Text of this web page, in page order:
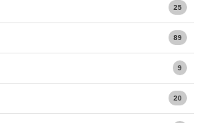
25
89
9
20